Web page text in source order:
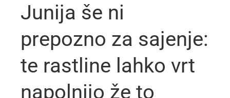
Junija še ni
prepozno za sajenje:
te rastline lahko vrt
napolnijo že to